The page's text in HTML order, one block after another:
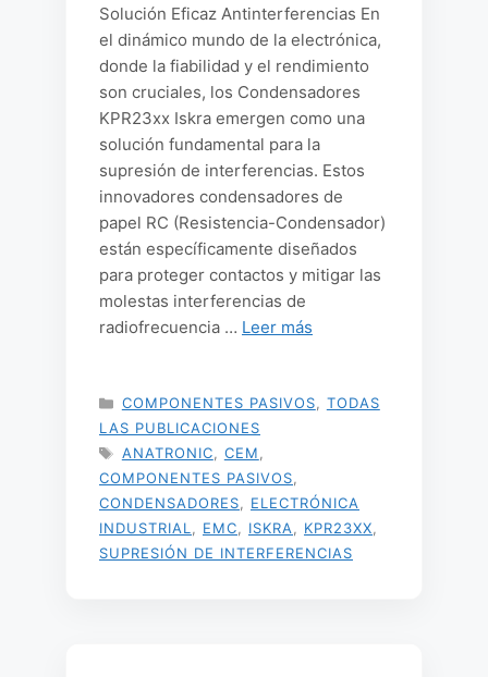
Solución Eficaz Antinterferencias En
el dinámico mundo de la electrónica,
donde la fiabilidad y el rendimiento
son cruciales, los Condensadores
KPR23xx Iskra emergen como una
solución fundamental para la
supresión de interferencias. Estos
innovadores condensadores de
papel RC (Resistencia-Condensador)
están específicamente diseñados
para proteger contactos y mitigar las
molestas interferencias de
radiofrecuencia … Leer más
CATEGORÍAS
COMPONENTES PASIVOS
TODAS
LAS PUBLICACIONES
ETIQUETAS
ANATRONIC CEM
COMPONENTES PASIVOS
CONDENSADORES
ELECTRÓNICA
INDUSTRIAL
EMC ISKRA KPR23XX
SUPRESIÓN DE INTERFERENCIAS